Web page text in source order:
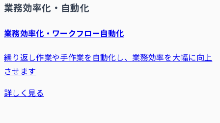
業務効率化・自動化
業務効率化・ワークフロー自動化
繰り返し作業や手作業を自動化し、業務効率を大幅に向上
させます
詳しく見る